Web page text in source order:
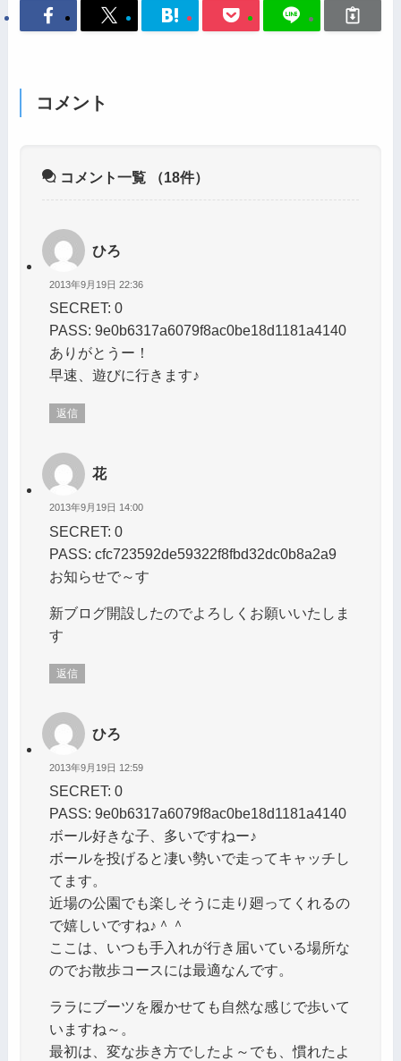
コメント
コメント一覧 （18件）
ひろ
2013年9月19日 22:36
SECRET: 0
PASS: 9e0b6317a6079f8ac0be18d1181a4140
ありがとうー！
早速、遊びに行きます♪
返信
花
2013年9月19日 14:00
SECRET: 0
PASS: cfc723592de59322f8fbd32dc0b8a2a9
お知らせで～す
新ブログ開設したのでよろしくお願いいたしま
す
返信
ひろ
2013年9月19日 12:59
SECRET: 0
PASS: 9e0b6317a6079f8ac0be18d1181a4140
ボール好きな子、多いですねー♪
ボールを投げると凄い勢いで走ってキャッチし
てます。
近場の公園でも楽しそうに走り廻ってくれるの
で嬉しいですね♪＾＾
ここは、いつも手入れが行き届いている場所な
のでお散歩コースには最適なんです。
ララにブーツを履かせても自然な感じで歩いて
いますね～。
最初は、変な歩き方でしたよ～でも、慣れたよ